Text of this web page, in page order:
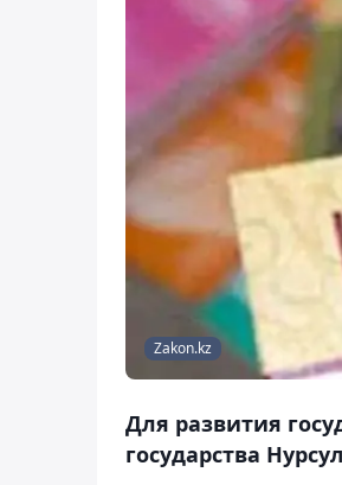
Zakon.kz
Для развития
государства